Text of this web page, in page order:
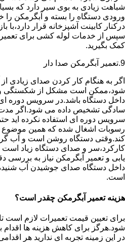
شباهت زیادی به بوی سیر دارد که
ورودی دستگاه را بسته و آبگرمکن را
درکنار کابینت آشپزخانه قرار دارد،با
سپس از خدمات لوله کشی برای
کمک بگیرید.
9.تعمیر آبگرمکن صدا دار
اگر به هنگام کار کردن صدای زیادی
شود،ممکن است مشکل از شکستگی و
داخل دستگاه باشد.در سرویس دوره ای
سادگی تشخیص داده می شود.اگر
سرویس دوره ای استفاده نکرده اید
رسوبات اشغال شده که همین موضوع
کند.وقتی دستگاه روشن است و آب
کارکرد،سر و صدای دستگاه زیاد است
یابی و تعمیر آبگرمکن نیاز به
داخل دستگاه صدای جوشیدن آب
است.
هزینه تعمیر آبگرمکن چقدر است؟
برای تعیین قیمت تعمیرات لازم است
شود.هرگز برای کاهش هزینه ها اقدام
در این زمینه تجربه ای ندارید هر